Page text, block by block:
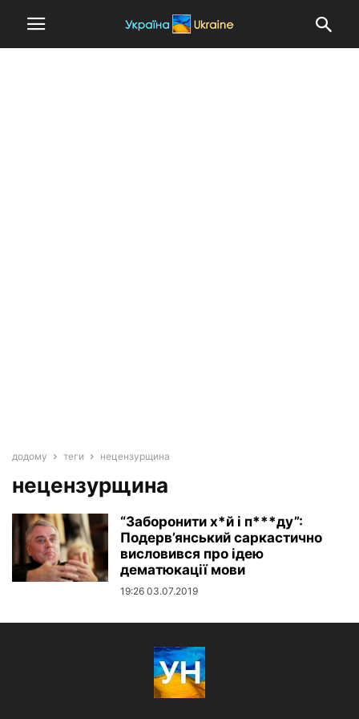
додому теги нецензурщина
нецензурщина
“Заборонити х*й і п***ду”:
Подерв’янський саркастично
висловився про ідею
дематюкації мови
19:26 03.07.2019